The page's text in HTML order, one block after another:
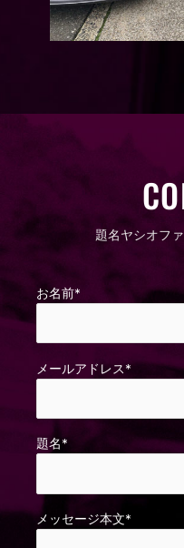
題名ヤシオフ
お名前*
メールアドレス*
題名*
メッセージ本文*